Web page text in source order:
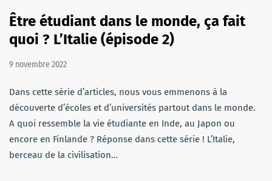
Être étudiant dans le monde, ça fait
quoi ? L’Italie (épisode 2)
9 novembre 2022
Dans cette série d’articles, nous vous emmenons à la
découverte d’écoles et d’universités partout dans le monde.
A quoi ressemble la vie étudiante en Inde, au Japon ou
encore en Finlande ? Réponse dans cette série ! L’Italie,
berceau de la civilisation…